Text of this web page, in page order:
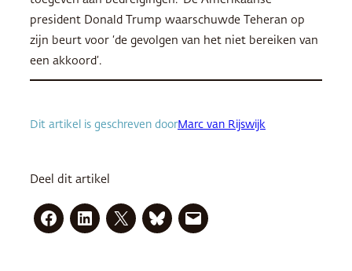
president Donald Trump waarschuwde Teheran op
zijn beurt voor ‘de gevolgen van het niet bereiken van
een akkoord’.
Dit artikel is geschreven doorMarc van Rijswijk
Deel dit artikel